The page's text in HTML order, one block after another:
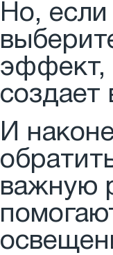
Но,
эффект,
И
важную